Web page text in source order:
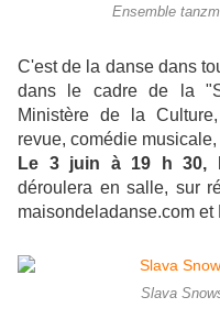
Ensemble
C'est de la danse dans
dans le cadre de la
Ministère de la
revue, comédie
Le 3 juin à 19 h 30,
déroulera en salle, sur
maisondeladanse.com et
Slava